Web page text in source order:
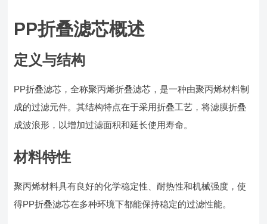
PP折叠滤芯概述
定义与结构
PP折叠滤芯，全称聚丙烯折叠滤芯，是一种由聚丙烯材料制
成的过滤元件。其结构特点在于采用折叠工艺，将滤膜折叠
成波浪形，以增加过滤面积和延长使用寿命。
材料特性
聚丙烯材料具有良好的化学稳定性、耐热性和机械强度，使
得PP折叠滤芯在多种环境下都能保持稳定的过滤性能。